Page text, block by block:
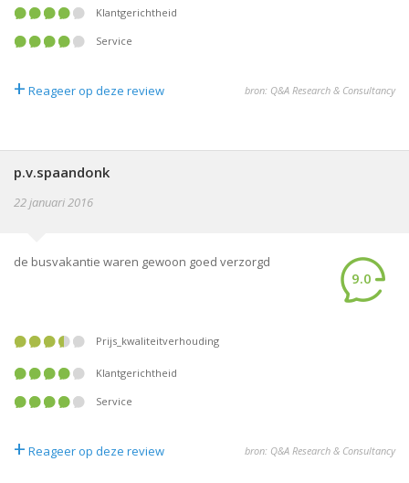
Klantgerichtheid
Service
+ Reageer op deze review bron: Q&A Research & Consultancy
p.v.spaandonk
22 januari 2016
de busvakantie waren gewoon goed verzorgd
9.0
Prijs_kwaliteitverhouding
Klantgerichtheid
Service
+ Reageer op deze review bron: Q&A Research & Consultancy